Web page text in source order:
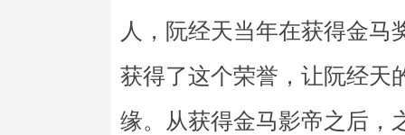
人，阮经天当年在获得金马
获得了这个荣誉，让阮经天
缘。从获得金马影帝之后，